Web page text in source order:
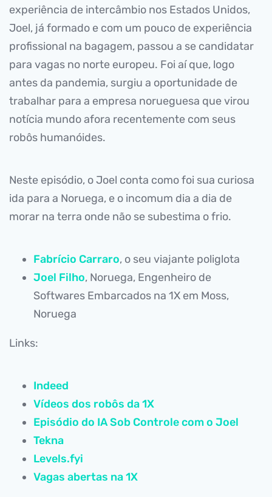
experiência de intercâmbio nos Estados Unidos,
Joel, já formado e com um pouco de experiência
profissional na bagagem, passou a se candidatar
para vagas no norte europeu. Foi aí que, logo
antes da pandemia, surgiu a oportunidade de
trabalhar para a empresa norueguesa que virou
notícia mundo afora recentemente com seus
robôs humanóides.
Neste episódio, o Joel conta como foi sua curiosa
ida para a Noruega, e o incomum dia a dia de
morar na terra onde não se subestima o frio.
Fabrício Carraro, o seu viajante poliglota
Joel Filho, Noruega, Engenheiro de
Softwares Embarcados na 1X em Moss,
Noruega
Links:
Indeed
Vídeos dos robôs da 1X
Episódio do IA Sob Controle com o Joel
Tekna
Levels.fyi
Vagas abertas na 1X